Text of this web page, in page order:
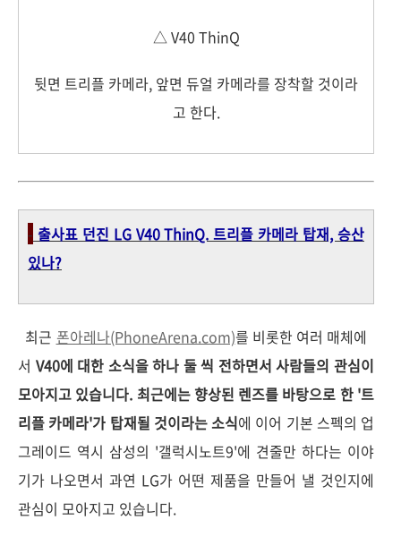
△ V40 ThinQ
뒷면 트리플 카메라, 앞면 듀얼 카메라를 장착할 것이라
고 한다.
- 출사표 던진 LG V40 ThinQ. 트리플 카메라 탑재, 승산
있나?
최근 폰아레나(PhoneArena.com)를 비롯한 여러 매체에
서 V40에 대한 소식을 하나 둘 씩 전하면서 사람들의 관심이
모아지고 있습니다. 최근에는 향상된 렌즈를 바탕으로 한 '트
리플 카메라'가 탑재될 것이라는 소식에 이어 기본 스펙의 업
그레이드 역시 삼성의 '갤럭시노트9'에 견줄만 하다는 이야
기가 나오면서 과연 LG가 어떤 제품을 만들어 낼 것인지에
관심이 모아지고 있습니다.